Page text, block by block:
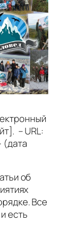
– URL:
(дата
об
Все
есть